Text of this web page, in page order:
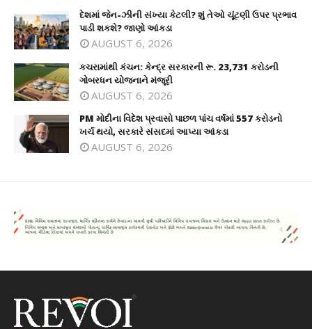
દેશમાં જેન-ઝીની સંખ્યા કેટલી? શું તેઓ ચૂંટણી ઉપર પ્રભાવ
પાડી શકશે? જાણો આંકડા
AUGUST 6, 2026
કચરામાંથી કંચન: કેન્દ્ર સરકારની રૂ. 23,731 કરોડની
ગોબરધન યોજનાને મંજૂરી
AUGUST 6, 2026
PM મોદીના વિદેશ પ્રવાસો પાછળ પાંચ વર્ષમાં 557 કરોડનો
ખર્ચ થયો, સરકારે સંસદમાં આપ્યા આંકડા
AUGUST 6, 2026